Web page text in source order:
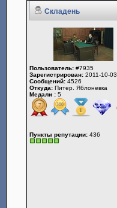
Складень
Пользователь: #7935
Зарегистрирован: 2011-10-03
Сообщений: 4526
Откуда: Питер. Яблоневка
Медали : 5
Пункты репутации: 436